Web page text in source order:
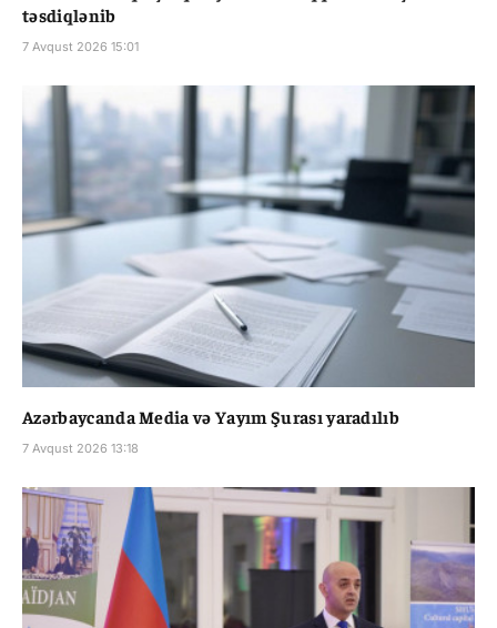
təsdiqlənib
7 Avqust 2026 15:01
Azərbaycanda Media və Yayım Şurası yaradılıb
7 Avqust 2026 13:18